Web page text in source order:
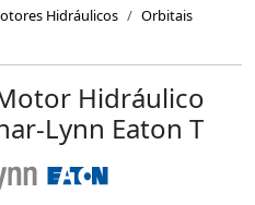
Hidráulicos
Orbitais
Hidráulico
Lynn Eaton T